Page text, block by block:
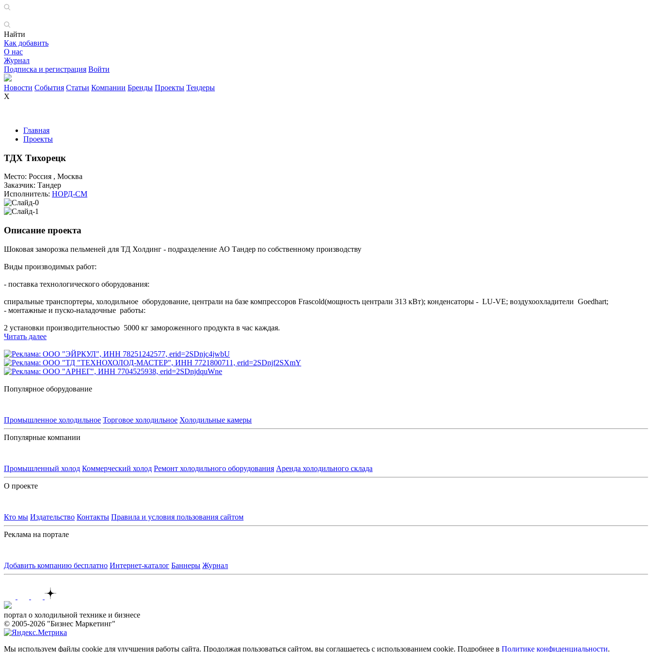
Найти
Как добавить
О нас
Журнал
Подписка и регистрация Войти
Новости События Статьи Компании Бренды Проекты Тендеры
X
Главная
Проекты
ТДХ Тихорецк
Место:
Россия , Москва
Заказчик: Тандер
Исполнитель: НОРД-СМ
Описание проекта
Шоковая заморозка пельменей для ТД Холдинг - подразделение АО Тандер по собственному производству
Виды производимых работ:
- поставка технологического оборудования:
спиральные транспортеры, холодильное оборудование, централи на базе компрессоров Frascold(мощность централи 313 кВт); конденсаторы - LU-VE; воздухоохладители Goedhart;
- монтажные и пуско-наладочные работы:
2 установки производительностью 5000 кг замороженного продукта в час каждая.
Читать далее
Популярное оборудование
Промышленное холодильное Торговое холодильное Холодильные камеры
Популярные компании
Промышленный холод Коммерческий холод Ремонт холодильного оборудования Аренда холодильного склада
О проекте
Кто мы Издательство Контакты Правила и условия пользования сайтом
Реклама на портале
Добавить компанию бесплатно Интернет-каталог Баннеры Журнал
портал о холодильной технике и бизнесе
© 2005-2026 "Бизнес Маркетинг"
Мы используем файлы cookie для улучшения работы сайта. Продолжая пользоваться сайтом, вы соглашаетесь с использованием cookie. Подробнее в Политике конфиденциальности.